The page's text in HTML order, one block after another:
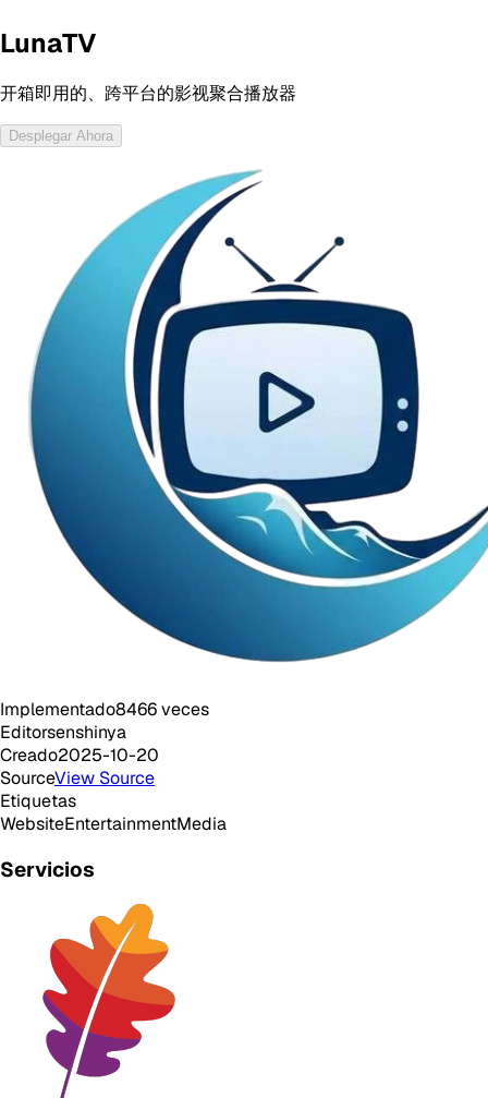
LunaTV
开箱即用的、跨平台的影视聚合播放器
Desplegar Ahora
Implementado8466veces
Editorsenshinya
Creado2025-10-20
SourceView Source
Etiquetas
WebsiteEntertainmentMedia
Servicios